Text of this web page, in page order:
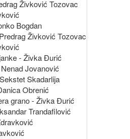
Živković Tozovac
Bogdan
Živković Tozovac
- Živka Đurić
Jovanović
Skadarlija
Obrenić
grano - Živka Đurić
Trandafilović